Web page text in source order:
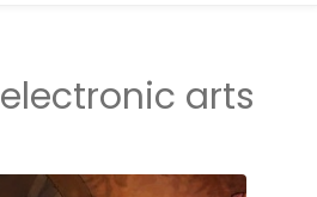
electronic arts